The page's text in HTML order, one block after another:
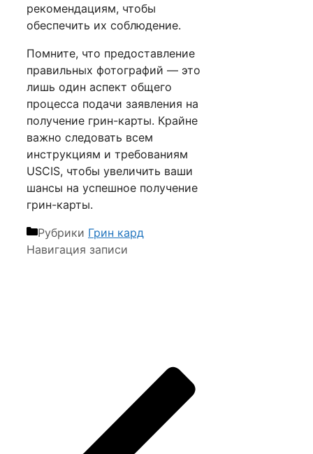
рекомендациям, чтобы
обеспечить их соблюдение.
Помните, что предоставление
правильных фотографий — это
лишь один аспект общего
процесса подачи заявления на
получение грин-карты. Крайне
важно следовать всем
инструкциям и требованиям
USCIS, чтобы увеличить ваши
шансы на успешное получение
грин-карты.
Рубрики Грин кард
Навигация записи